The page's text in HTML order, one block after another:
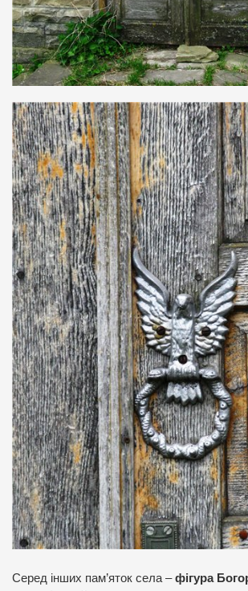
Серед інших пам’яток села –фігура